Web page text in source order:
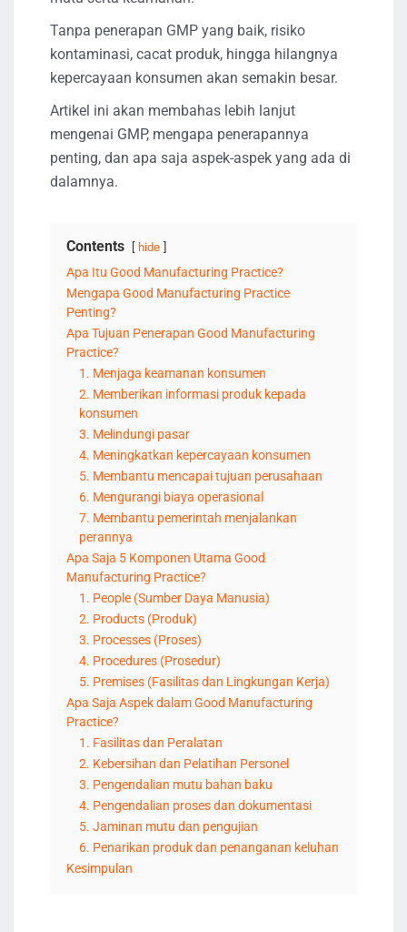
Tanpa penerapan GMP yang baik, risiko
kontaminasi, cacat produk, hingga hilangnya
kepercayaan konsumen akan semakin besar.
Artikel ini akan membahas lebih lanjut
mengenai GMP, mengapa penerapannya
penting, dan apa saja aspek-aspek yang ada di
dalamnya.
Contents hide
Apa Itu Good Manufacturing Practice?
Mengapa Good Manufacturing Practice
Penting?
Apa Tujuan Penerapan Good Manufacturing
Practice?
1. Menjaga keamanan konsumen
2. Memberikan informasi produk kepada
konsumen
3. Melindungi pasar
4. Meningkatkan kepercayaan konsumen
5. Membantu mencapai tujuan perusahaan
6. Mengurangi biaya operasional
7. Membantu pemerintah menjalankan
perannya
Apa Saja 5 Komponen Utama Good
Manufacturing Practice?
1. People (Sumber Daya Manusia)
2. Products (Produk)
3. Processes (Proses)
4. Procedures (Prosedur)
5. Premises (Fasilitas dan Lingkungan Kerja)
Apa Saja Aspek dalam Good Manufacturing
Practice?
1. Fasilitas dan Peralatan
2. Kebersihan dan Pelatihan Personel
3. Pengendalian mutu bahan baku
4. Pengendalian proses dan dokumentasi
5. Jaminan mutu dan pengujian
6. Penarikan produk dan penanganan keluhan
Kesimpulan